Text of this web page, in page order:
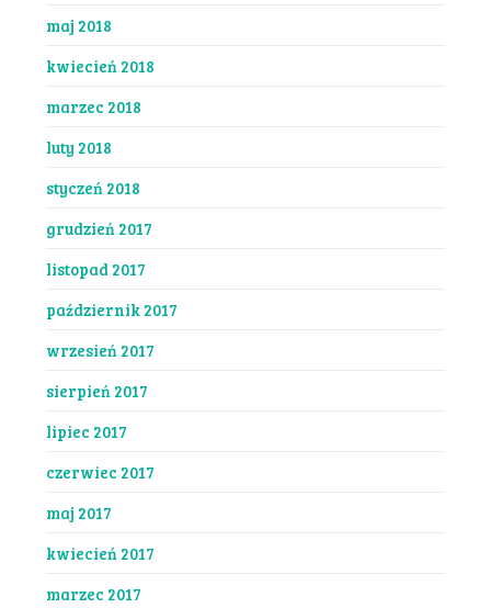
maj 2018
kwiecień 2018
marzec 2018
luty 2018
styczeń 2018
grudzień 2017
listopad 2017
październik 2017
wrzesień 2017
sierpień 2017
lipiec 2017
czerwiec 2017
maj 2017
kwiecień 2017
marzec 2017